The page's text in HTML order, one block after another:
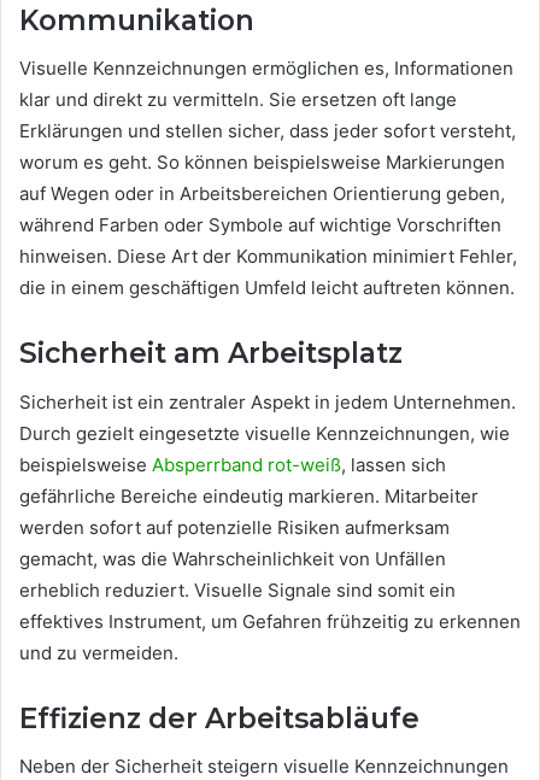
Kommunikation
Visuelle Kennzeichnungen ermöglichen es, Informationen
klar und direkt zu vermitteln. Sie ersetzen oft lange
Erklärungen und stellen sicher, dass jeder sofort versteht,
worum es geht. So können beispielsweise Markierungen
auf Wegen oder in Arbeitsbereichen Orientierung geben,
während Farben oder Symbole auf wichtige Vorschriften
hinweisen. Diese Art der Kommunikation minimiert Fehler,
die in einem geschäftigen Umfeld leicht auftreten können.
Sicherheit am Arbeitsplatz
Sicherheit ist ein zentraler Aspekt in jedem Unternehmen.
Durch gezielt eingesetzte visuelle Kennzeichnungen, wie
beispielsweise Absperrband rot-weiß, lassen sich
gefährliche Bereiche eindeutig markieren. Mitarbeiter
werden sofort auf potenzielle Risiken aufmerksam
gemacht, was die Wahrscheinlichkeit von Unfällen
erheblich reduziert. Visuelle Signale sind somit ein
effektives Instrument, um Gefahren frühzeitig zu erkennen
und zu vermeiden.
Effizienz der Arbeitsabläufe
Neben der Sicherheit steigern visuelle Kennzeichnungen